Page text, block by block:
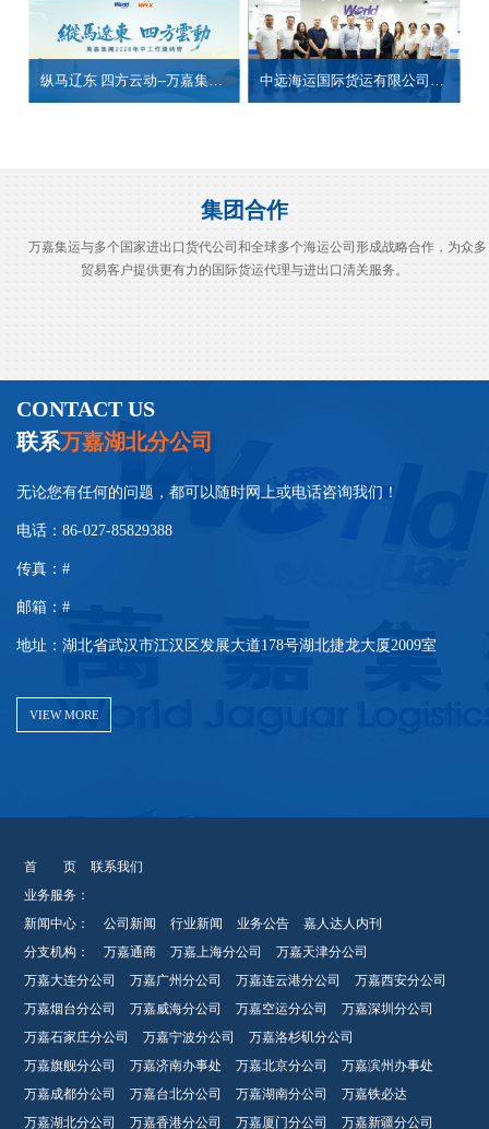
纵马辽东 四方云动--万嘉集团2026年中工作总结会顺利召开 中远海运国际货运有限公司青岛片区徐涛一行莅临万嘉总部
集团合作
万嘉集运与多个国家进出口货代公司和全球多个海运公司形成战略合作，为众多
贸易客户提供更有力的国际货运代理与进出口清关服务。
CONTACT US
联系万嘉湖北分公司
无论您有任何的问题，都可以随时网上或电话咨询我们！
电话：86-027-85829388
传真：#
邮箱：#
地址：湖北省武汉市江汉区发展大道178号湖北捷龙大厦2009室
VIEW MORE
首 页
联系我们
业务服务：
新闻中心：
公司新闻 行业新闻 业务公告
嘉人达人内刊
分支机构：
万嘉通商 万嘉上海分公司
万嘉天津分公司
万嘉大连分公司
万嘉广州分公司 万嘉连云港分公司
万嘉西安分公司
万嘉烟台分公司
万嘉威海分公司 万嘉空运分公司
万嘉深圳分公司
万嘉石家庄分公司
万嘉宁波分公司
万嘉洛杉矶分公司
万嘉旗舰分公司
万嘉济南办事处 万嘉北京分公司
万嘉滨州办事处
万嘉成都分公司
万嘉台北分公司 万嘉湖南分公司
万嘉铁必达
万嘉湖北分公司
万嘉香港分公司 万嘉厦门分公司 万嘉新疆分公司